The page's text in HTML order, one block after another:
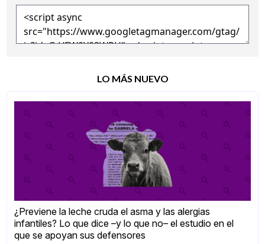
LO MÁS NUEVO
¿Previene la leche cruda el asma y las alergias
infantiles? Lo que dice –y lo que no– el estudio en el
que se apoyan sus defensores